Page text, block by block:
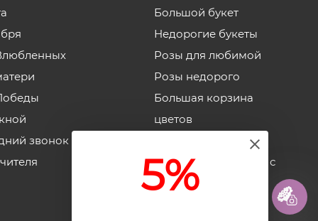
5%
звонок
Большой букет
Недорогие букеты
Розы для любимой
Розы недорого
Большая корзина
цветов
Недорогие коробки с
цветами